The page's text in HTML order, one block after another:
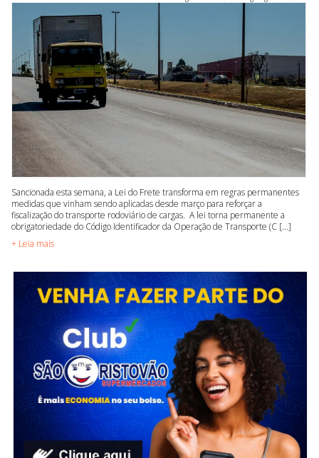
Sancionada esta semana, a Lei do Frete transforma em regras permanentes
medidas que vinham sendo aplicadas desde março para reforçar a
fiscalização do transporte rodoviário de cargas. A lei torna permanente a
obrigatoriedade do Código Identificador da Operação de Transporte (C [...]
+ Leia mais